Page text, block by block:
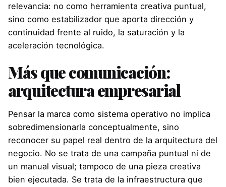
relevancia: no como herramienta creativa puntual,
sino como estabilizador que aporta dirección y
continuidad frente al ruido, la saturación y la
aceleración tecnológica.
Más que comunicación:
arquitectura empresarial
Pensar la marca como sistema operativo no implica
sobredimensionarla conceptualmente, sino
reconocer su papel real dentro de la arquitectura del
negocio. No se trata de una campaña puntual ni de
un manual visual; tampoco de una pieza creativa
bien ejecutada. Se trata de la infraestructura que